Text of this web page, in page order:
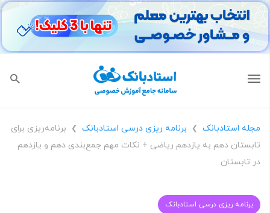
مجله استادبانک ❯ برنامه ریزی درسی استادبانک ❯
برنامه‌ریزی برای
تابستان دهم به یازدهم ریاضی + نکات مهم جمع‌بندی دهم و یازدهم
در تابستان
برنامه ریزی درسی استادبانک